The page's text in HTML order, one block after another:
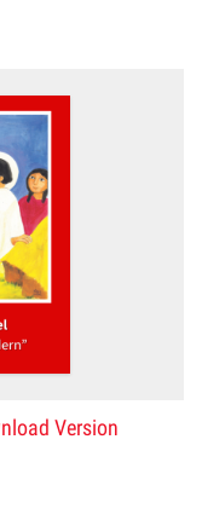
Version